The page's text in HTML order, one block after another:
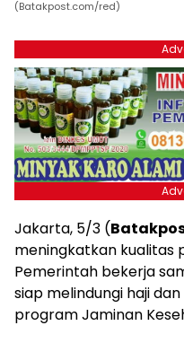
(Batakpost.com/red)
Jakarta, 5/3 (
meningkatkan kualitas
Pemerintah bekerja
siap melindungi haji
program Jaminan